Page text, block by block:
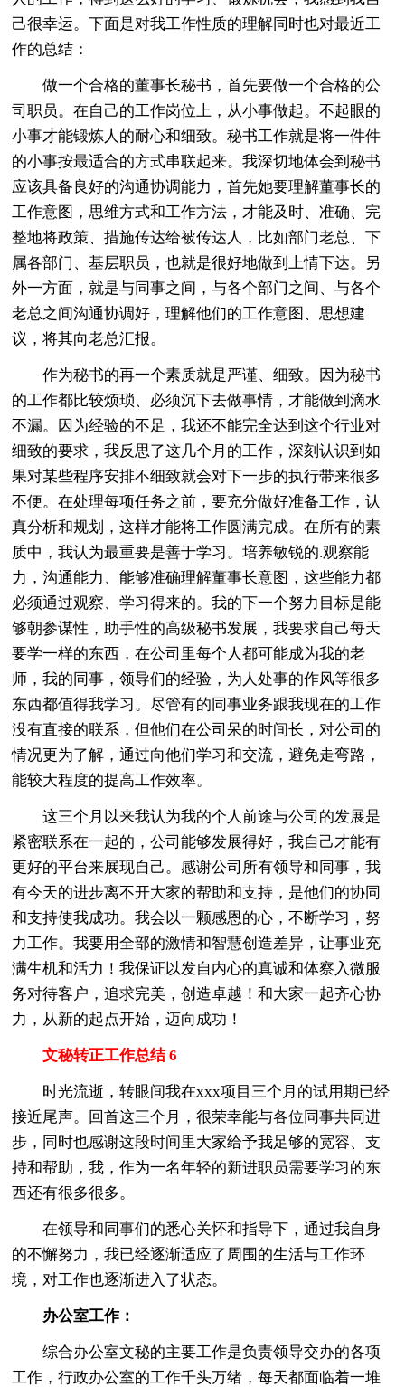
己很幸运。下面是对我工作性质的理解同时也对最近工
作的总结：
做一个合格的董事长秘书，首先要做一个合格的公
司职员。在自己的工作岗位上，从小事做起。不起眼的
小事才能锻炼人的耐心和细致。秘书工作就是将一件件
的小事按最适合的方式串联起来。我深切地体会到秘书
应该具备良好的沟通协调能力，首先她要理解董事长的
工作意图，思维方式和工作方法，才能及时、准确、完
整地将政策、措施传达给被传达人，比如部门老总、下
属各部门、基层职员，也就是很好地做到上情下达。另
外一方面，就是与同事之间，与各个部门之间、与各个
老总之间沟通协调好，理解他们的工作意图、思想建
议，将其向老总汇报。
作为秘书的再一个素质就是严谨、细致。因为秘书
的工作都比较烦琐、必须沉下去做事情，才能做到滴水
不漏。因为经验的不足，我还不能完全达到这个行业对
细致的要求，我反思了这几个月的工作，深刻认识到如
果对某些程序安排不细致就会对下一步的执行带来很多
不便。在处理每项任务之前，要充分做好准备工作，认
真分析和规划，这样才能将工作圆满完成。在所有的素
质中，我认为最重要是善于学习。培养敏锐的.观察能
力，沟通能力、能够准确理解董事长意图，这些能力都
必须通过观察、学习得来的。我的下一个努力目标是能
够朝参谋性，助手性的高级秘书发展，我要求自己每天
要学一样的东西，在公司里每个人都可能成为我的老
师，我的同事，领导们的经验，为人处事的作风等很多
东西都值得我学习。尽管有的同事业务跟我现在的工作
没有直接的联系，但他们在公司呆的时间长，对公司的
情况更为了解，通过向他们学习和交流，避免走弯路，
能较大程度的提高工作效率。
这三个月以来我认为我的个人前途与公司的发展是
紧密联系在一起的，公司能够发展得好，我自己才能有
更好的平台来展现自己。感谢公司所有领导和同事，我
有今天的进步离不开大家的帮助和支持，是他们的协同
和支持使我成功。我会以一颗感恩的心，不断学习，努
力工作。我要用全部的激情和智慧创造差异，让事业充
满生机和活力！我保证以发自内心的真诚和体察入微服
务对待客户，追求完美，创造卓越！和大家一起齐心协
力，从新的起点开始，迈向成功！
文秘转正工作总结 6
时光流逝，转眼间我在xxx项目三个月的试用期已经
接近尾声。回首这三个月，很荣幸能与各位同事共同进
步，同时也感谢这段时间里大家给予我足够的宽容、支
持和帮助，我，作为一名年轻的新进职员需要学习的东
西还有很多很多。
在领导和同事们的悉心关怀和指导下，通过我自身
的不懈努力，我已经逐渐适应了周围的生活与工作环
境，对工作也逐渐进入了状态。
办公室工作：
综合办公室文秘的主要工作是负责领导交办的各项
工作，行政办公室的工作千头万绪，每天都面临着一堆